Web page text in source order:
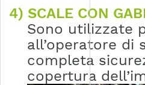
4) SCALE CON
Sono utilizzate
all’operatore di
completa
copertura